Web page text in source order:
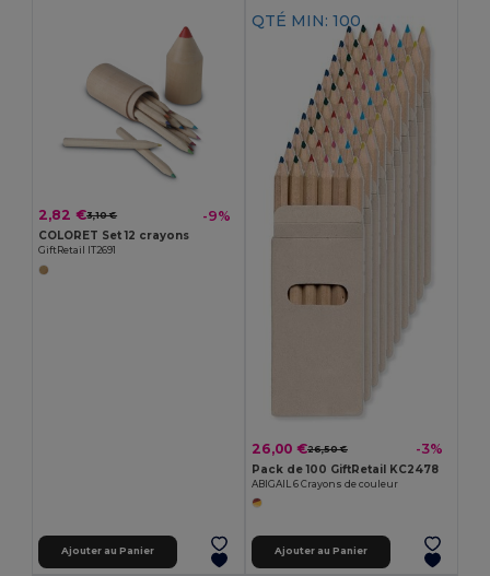
2,82 €3,10 € -9%
COLORET Set 12 crayons
GiftRetail IT2691
Ajouter au Panier
QTÉ MIN: 100
26,00 €26,50 € -3%
Pack de 100 GiftRetail KC2478
ABIGAIL 6 Crayons de couleur
Ajouter au Panier